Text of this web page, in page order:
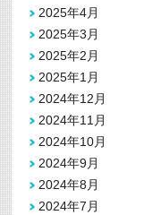
2025年4月
2025年3月
2025年2月
2025年1月
2024年12月
2024年11月
2024年10月
2024年9月
2024年8月
2024年7月